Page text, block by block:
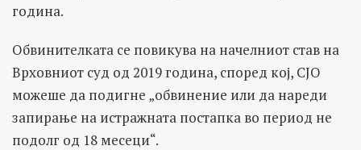
година.
Обвинителката се повикува на начелниот став на
Врховниот суд од 2019 година, според кој, СЈО
можеше да подигне „обвинение или да нареди
запирање на истражната постапка во период не
подолг од 18 месеци“.